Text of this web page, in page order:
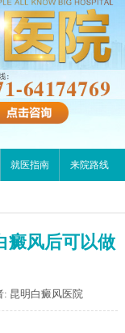
就医指南 来院路线
癜风后可以做
: 昆明白癜风医院